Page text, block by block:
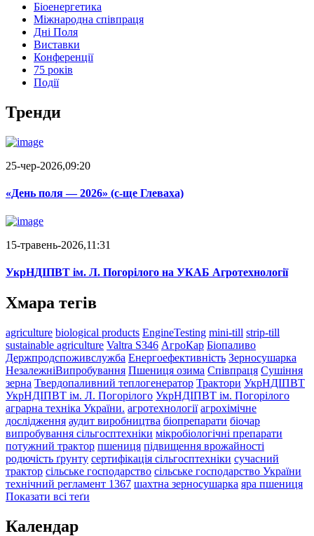
Біоенергетика
Міжнародна співпраця
Дні Поля
Виставки
Конференції
75 років
Події
Тренди
25-чер-2026,09:20
«День поля — 2026» (c-ще Глеваха)
15-травень-2026,11:31
УкрНДІПВТ ім. Л. Погорілого на УКАБ Агротехнології
Хмара тегів
agriculture biological products EngineTesting mini-till strip-till
sustainable agriculture Valtra S346 АгроКар Біопаливо
Держпродспоживслужба Енергоефективність Зерносушарка
НезалежніВипробування Пшениця озима Співпраця Сушіння
зерна Твердопаливний теплогенератор Трактори УкрНДІПВТ
УкрНДІПВТ ім. Л. Погорілого УкрНДІПВТ ім. Погорілого
аграрна техніка України. агротехнології агрохімічне
дослідження аудит виробництва біопрепарати біочар
випробування сільгосптехніки мікробіологічні препарати
потужний трактор пшениця підвищення врожайності
родючість ґрунту сертифікація сільгосптехніки сучасний
трактор сільське господарство сільське господарство України
технічний регламент 1367 шахтна зерносушарка яра пшениця
Показати всі теґи
Календар